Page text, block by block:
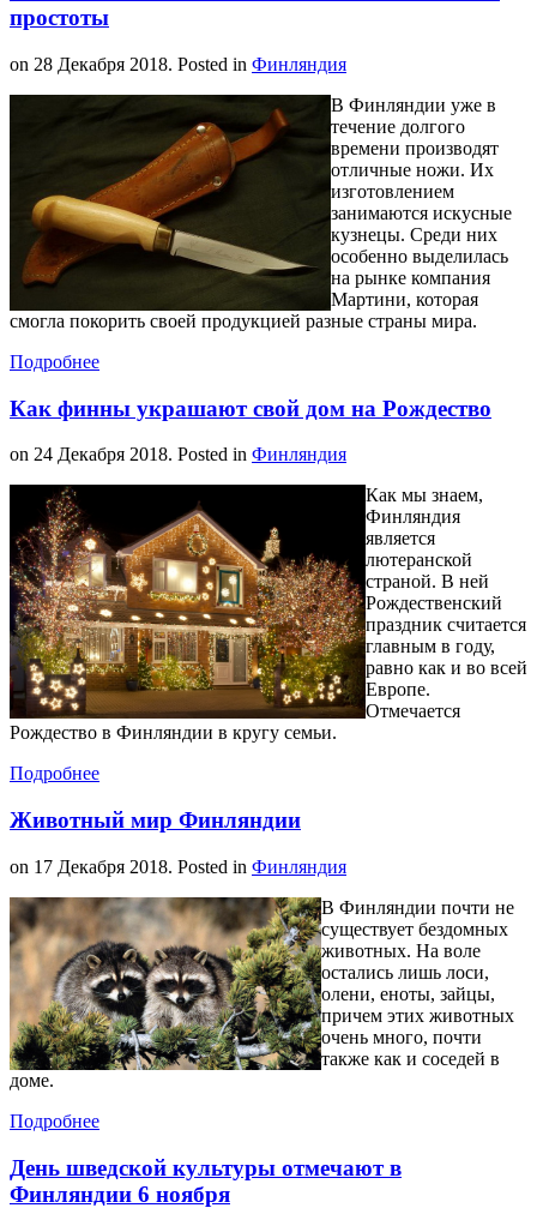
простоты
on 28 Декабря 2018. Posted in Финляндия
В Финляндии уже в
течение долгого
времени производят
отличные ножи. Их
изготовлением
занимаются искусные
кузнецы. Среди них
особенно выделилась
на рынке компания
Мартини, которая
смогла покорить своей продукцией разные страны мира.
Подробнее
Как финны украшают свой дом на Рождество
on 24 Декабря 2018. Posted in Финляндия
Как мы знаем,
Финляндия
является
лютеранской
страной. В ней
Рождественский
праздник считается
главным в году,
равно как и во всей
Европе.
Отмечается
Рождество в Финляндии в кругу семьи.
Подробнее
Животный мир Финляндии
on 17 Декабря 2018. Posted in Финляндия
В Финляндии почти не
существует бездомных
животных. На воле
остались лишь лоси,
олени, еноты, зайцы,
причем этих животных
очень много, почти
также как и соседей в
доме.
Подробнее
День шведской культуры отмечают в
Финляндии 6 ноября